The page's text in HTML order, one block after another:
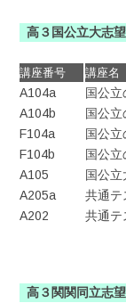
高３国公立大志
講座番号 講座名
A104a 国公立
A104b
国公立
F104a
国公立
F104b
国公立
A105
国公
A205a
共通テ
A202
共通テ
高３関関同立志